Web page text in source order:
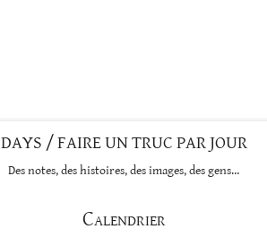
DAYS / FAIRE UN TRUC PAR JOUR
Des notes, des histoires, des images, des gens…
Calendrier